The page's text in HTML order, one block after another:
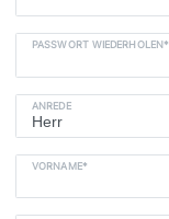
PASSWORT WIEDERHOLEN*
ANREDE
VORNAME*